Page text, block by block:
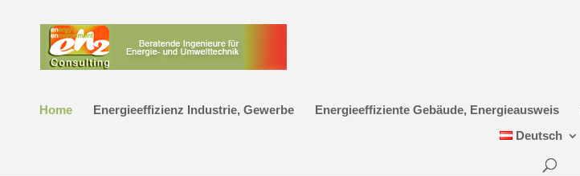
Home Energieeffizienz Industrie, Gewerbe Energieeffiziente Gebäude, Energieausweis
Deutsch